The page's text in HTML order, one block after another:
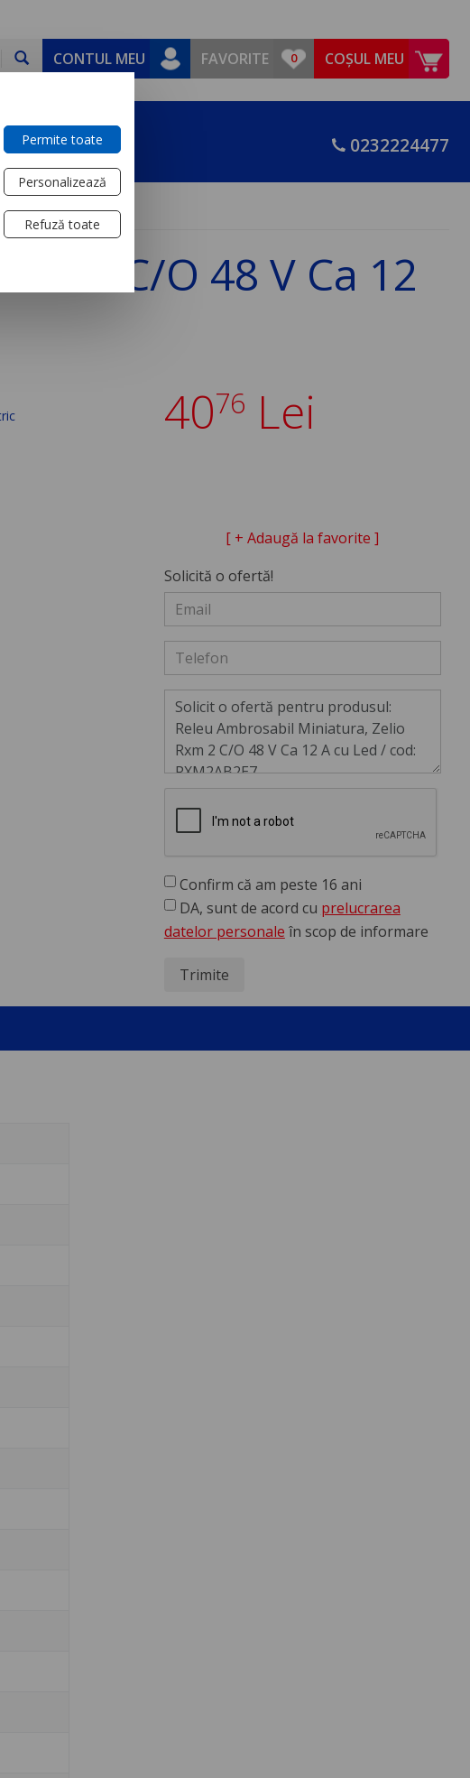
CONTUL MEU FAVORITE COȘUL MEU
0232224477
2 C/O 48 V Ca 12
4076 Lei
[ + Adaugă la favorite ]
Solicită o ofertă!
Confirm că am peste 16 ani
DA, sunt de acord cu prelucrarea
datelor personale în scop de informare
Trimite
Permite toate
Personalizează
Refuză toate